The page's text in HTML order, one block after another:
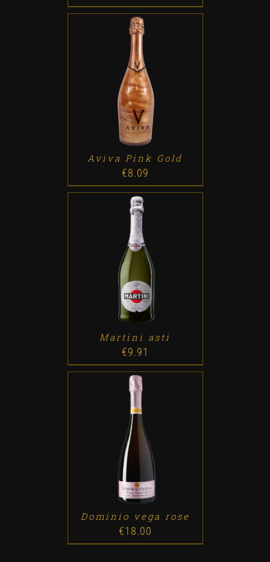
ADD TO CART / DETALLES
Aviva Pink Gold
€8.09
ADD TO CART DETALLES
Martini asti
€9.91
ADD TO CART
Dominio vega rose
€18.00